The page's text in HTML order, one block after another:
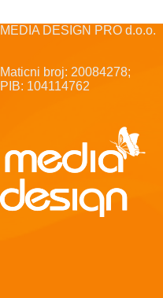
MEDIA DESIGN PRO d.o.o.
Maticni broj: 20084278;
PIB: 104114762